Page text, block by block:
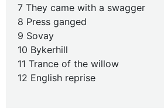
7 They came with a swagger
8 Press ganged
9 Sovay
10 Bykerhill
11 Trance of the willow
12 English reprise